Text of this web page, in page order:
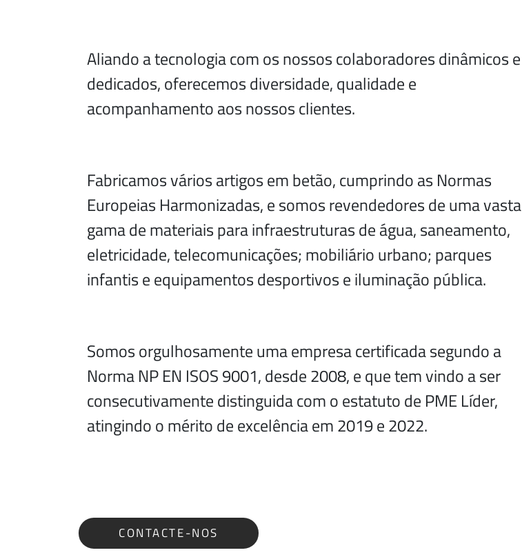
Aliando a tecnologia com os nossos colaboradores dinâmicos e
dedicados, oferecemos diversidade, qualidade e
acompanhamento aos nossos clientes.
Fabricamos vários artigos em betão, cumprindo as Normas
Europeias Harmonizadas, e somos revendedores de uma vasta
gama de materiais para infraestruturas de água, saneamento,
eletricidade, telecomunicações; mobiliário urbano; parques
infantis e equipamentos desportivos e iluminação pública.
Somos orgulhosamente uma empresa certificada segundo a
Norma NP EN ISOS 9001, desde 2008, e que tem vindo a ser
consecutivamente distinguida com o estatuto de PME Líder,
atingindo o mérito de excelência em 2019 e 2022.
CONTACTE-NOS